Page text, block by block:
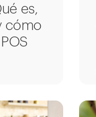
es,
cómo